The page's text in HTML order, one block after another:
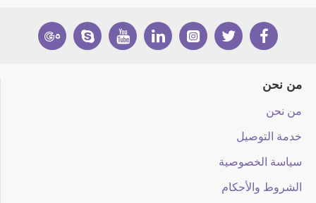
من نحن
من نحن
خدمة التوصيل
سياسة الخصوصية
الشروط والأحكام